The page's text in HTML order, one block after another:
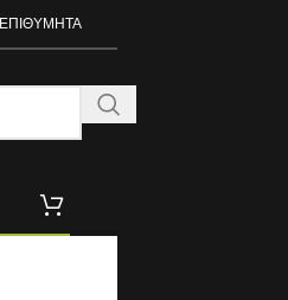
ΕΠΙΘΥΜΗΤΆ